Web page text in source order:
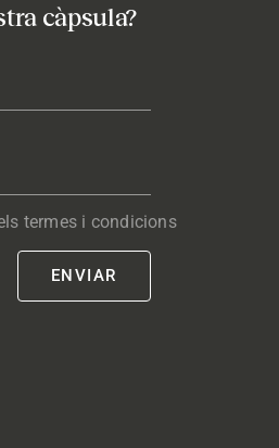
càpsula?
termes i condicions